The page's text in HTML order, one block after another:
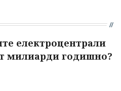
електроцентрали
милиарди годишно?